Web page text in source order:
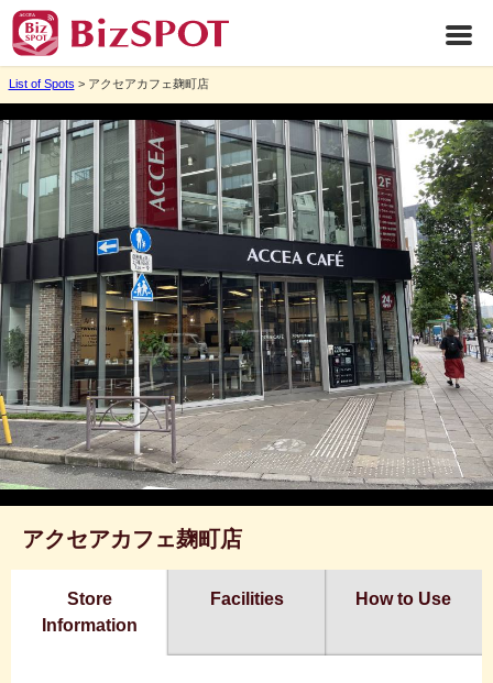
List of Spots > アクセアカフェ麹町店
アクセアカフェ麹町店
Store
Information
Facilities How to Use